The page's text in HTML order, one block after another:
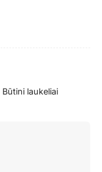
Būtini laukeliai